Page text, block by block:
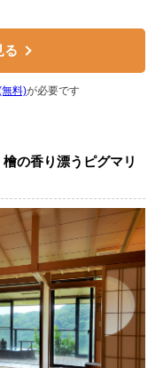
る
料)が必要です
の香り漂うピグマリ